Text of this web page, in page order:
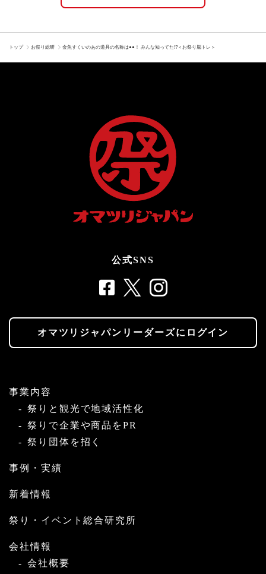
トップ お祭り総研 金魚すくいのあの道具の名称は●●！ みんな知ってた!?＜お祭り脳トレ＞
公式SNS
オマツリジャパンリーダーズにログイン
事業内容
祭りと観光で地域活性化
祭りで企業や商品をPR
祭り団体を招く
事例・実績
新着情報
祭り・イベント総合研究所
会社情報
会社概要